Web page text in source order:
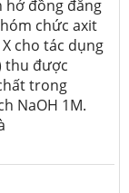
hở đồng đẳng
chức axit
cho tác dụng
thu được
trong
NaOH 1M.